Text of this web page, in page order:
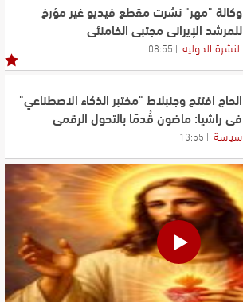
وكالة "مهر" نشرت مقطع فيديو غير مؤرخ
للمرشد الإيراني مجتبى الخامنئي
النشرة الدولية 08:55
الحاج افتتح وجنبلاط "مختبر الذكاء الاصطناعي"
في راشيا: ماضون قُدمًا بالتحول الرقمي
سياسة 13:55